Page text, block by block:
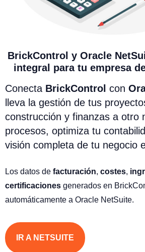
BrickControl y Oracle
integral para tu empresa
Conecta BrickControl con
lleva la gestión de tus
construcción y finanzas a otro
procesos, optimiza tu
visión completa de tu negocio
Los datos de facturación, costes,
certificaciones generados en
automáticamente a Oracle NetSuite.
IR A NETSUITE